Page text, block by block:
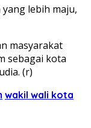
lebih maju,
masyarakat
sebagai kota
(r)
wakil wali kota